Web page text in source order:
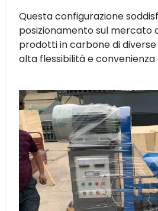
Questa configurazione
posizionamento sul mercato
prodotti in carbone di
alta flessibilità e